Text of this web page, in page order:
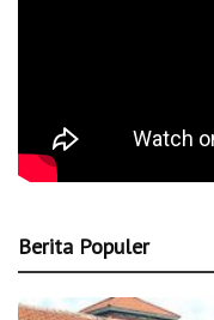
Berita Populer